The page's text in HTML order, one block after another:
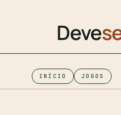
Deve
INÍCIO JOGOS